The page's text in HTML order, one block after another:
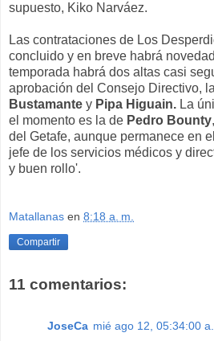
supuesto, Kiko Narváez.
Las contrataciones de Los
concluido y en breve habrá
temporada habrá dos altas casi
aprobación del Consejo Directivo,
Bustamante y Pipa Higuain. La
el momento es la de Pedro Bounty
del Getafe, aunque permanece en
jefe de los servicios médicos y
y buen rollo'.
Matallanas en 8:18 a. m.
Compartir
11 comentarios:
JoseCa mié ago 12, 05:34:00 a.